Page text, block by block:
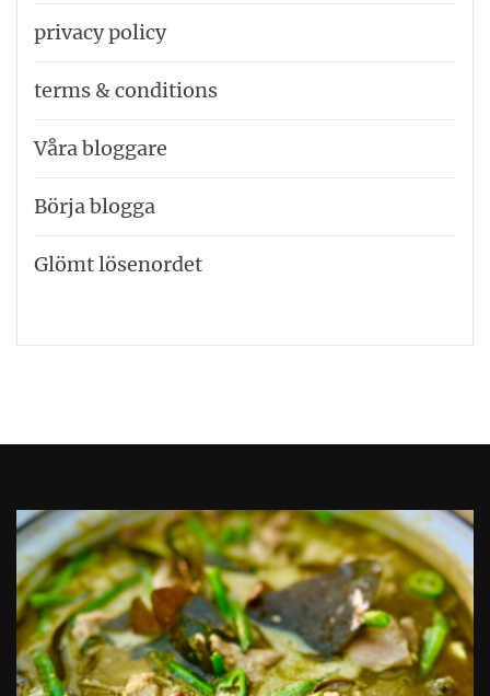
privacy policy
terms & conditions
Våra bloggare
Börja blogga
Glömt lösenordet